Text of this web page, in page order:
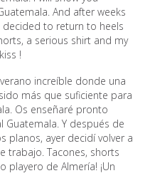
And after weeks
decided to return to heels
a serious shirt and my
!
increíble donde una
más que suficiente para
Os enseñaré pronto
Y después de
planos, ayer decidí volver a
trabajo. Tacones, shorts
playero de Almería! ¡Un